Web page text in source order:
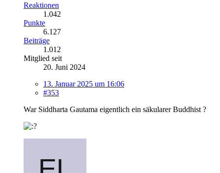
Reaktionen
1.042
Punkte
6.127
Beiträge
1.012
Mitglied seit
20. Juni 2024
13. Januar 2025 um 16:06
#353
War Siddharta Gautama eigentlich ein säkularer Buddhist ?